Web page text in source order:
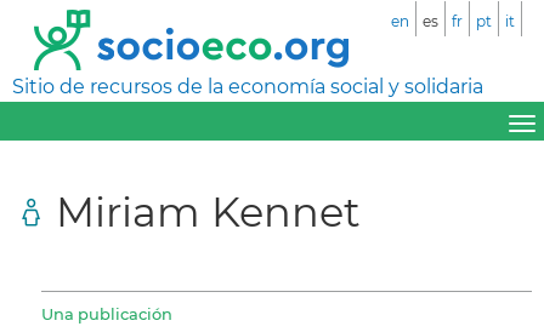
Sitio de recursos de la economía social y solidaria
en es fr pt it
Miriam Kennet
Una publicación